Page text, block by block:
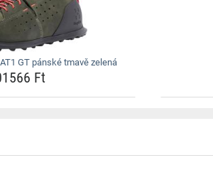
GT pánské tmavě zelená
Ft